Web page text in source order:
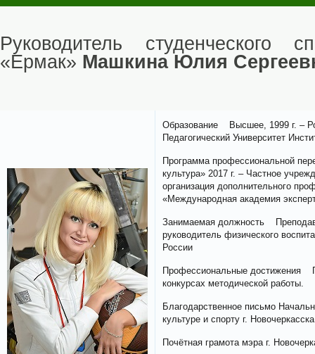
Руководитель студенческого
«Ермак» Машкина Юлия
Образование Высшее, 1999 г. –
Педагогический Университет
Программа профессиональной
культура» 2017 г. – Частное
организация дополнительного
«Международная академия
Занимаемая должность
руководитель физического
России
Профессиональные достижения
конкурсах методической работы.
Благодарственное письмо
культуре и спорту г.
Почётная грамота мэра г.